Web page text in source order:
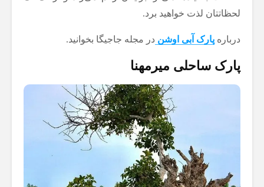
لحظاتتان لذت خواهید برد.
درباره پارک آبی اوشن در مجله جاجیگا بخوانید.
پارک ساحلی میرمهنا